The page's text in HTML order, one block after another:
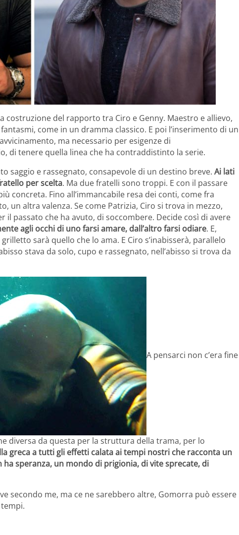
costruzione del rapporto tra Ciro e Genny. Maestro e allievo,
come in un dramma classico. E poi l’inserimento di un
ma necessario per esigenze di
di tenere quella linea che ha contraddistinto la serie.
saggio e rassegnato, consapevole di un destino breve. Ai lati
per scelta. Ma due fratelli sono troppi. E con il passare
concreta. Fino all’immancabile resa dei conti, come fra
un altra valenza. Se come Patrizia, Ciro si trova in mezzo,
il passato che ha avuto, di soccombere. Decide così di avere
agli occhi di uno farsi amare, dall’altro farsi odiare. E,
sarà quello che lo ama. E Ciro s’inabisserà, parallelo
stava da solo, cupo e rassegnato, nell’abisso si trova da
A pensarci non c’era fine
diversa da questa per la struttura della trama, per lo
greca a tutti gli effetti calata ai tempi nostri che racconta un
speranza, un mondo di prigionia, di vite sprecate, di
secondo me, ma ce ne sarebbero altre, Gomorra può essere